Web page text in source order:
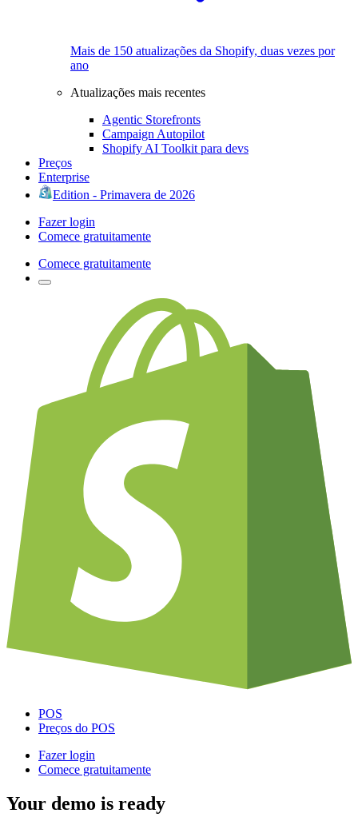
Mais de 150 atualizações da Shopify, duas vezes por
ano
Atualizações mais recentes
Agentic Storefronts
Campaign Autopilot
Shopify AI Toolkit para devs
Preços
Enterprise
Edition - Primavera de 2026
Fazer login
Comece gratuitamente
Comece gratuitamente
POS
Preços do POS
Fazer login
Comece gratuitamente
Your demo is ready